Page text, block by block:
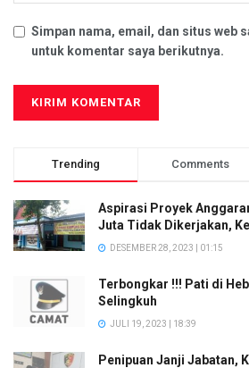
Simpan nama, email, dan situs web
untuk komentar saya berikutnya.
Trending Comments
Aspirasi Proyek
Juta Tidak Dikerjakan,
DESEMBER 28, 2023 | 01:15
Terbongkar !!! Pati di
Selingkuh
JULI 19, 2023 | 18:39
Penipuan Janji Jabatan,